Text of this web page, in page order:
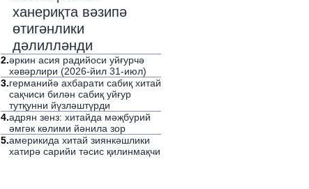
ханериқта вәзипә
өтигәнлики
дәлилләнди
2.әркин асия радийоси уйғурчә
хәвәрлири (2026-йил 31-июл)
3.германийә ахбарати сабиқ хитай
сақчиси билән сабиқ уйғур
тутқунни йүзләштүрди
4.адрян зенз: хитайда мәҗбурий
әмгәк көлими йәнила зор
5.америкида хитай зиянкәшлики
хатирә сарийи тәсис қилинмақчи